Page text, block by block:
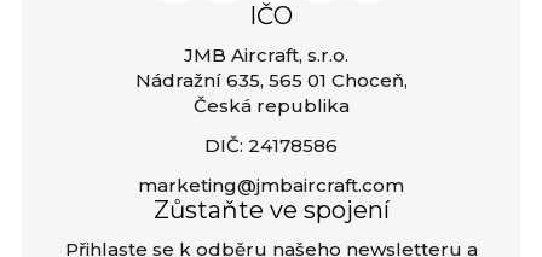
IČO
JMB Aircraft, s.r.o.
Nádražní 635, 565 01 Choceň,
Česká republika
DIČ: 24178586
marketing@jmbaircraft.com
Zůstaňte ve spojení
Přihlaste se k odběru našeho newsletteru a